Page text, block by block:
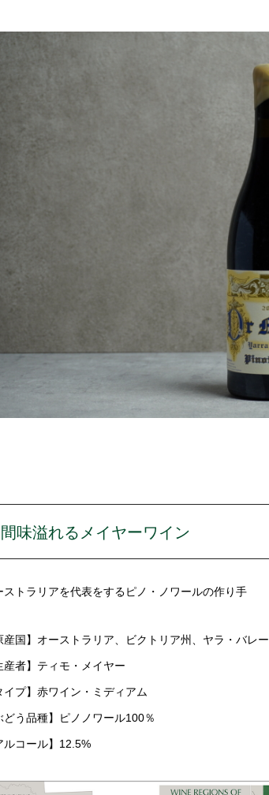
味溢れるメイヤーワイン
ストラリアを代表をするピノ・ノワールの作り手
産国】オーストラリア、ビクトリア州、ヤラ・バレー
産者】ティモ・メイヤー
イプ】赤ワイン・ミディアム
どう品種】ピノノワール100％
ルコール】12.5%